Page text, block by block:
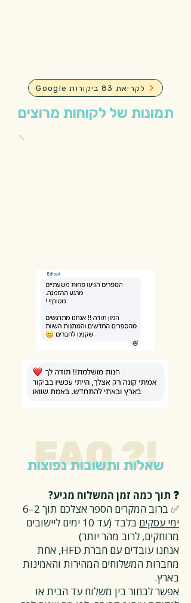
Google לקריאת 83 ביקורות
תמונות של לקוחות מרוצים
FAQ ?!
שאלות ותשובות נפוצות
❓ תוך כמה זמן המשלוח מגיע?
✅ ברוב המקרים הספר אצלכם תוך 2–6
ימי עסקים
בלבד (עד 10 ימים ליישובים
מרוחקים, לרוב מהר יותר)
אנחנו עובדים עם חברת HFD, אחת
מחברות המשלוחים המהירות והאמינות
בארץ.
אפשר לבחור בין משלוח עד הבית או